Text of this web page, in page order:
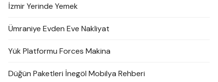
İzmir Yerinde Yemek
Ümraniye Evden Eve Nakliyat
Yük Platformu Forces Makina
Düğün Paketleri İnegöl Mobilya Rehberi